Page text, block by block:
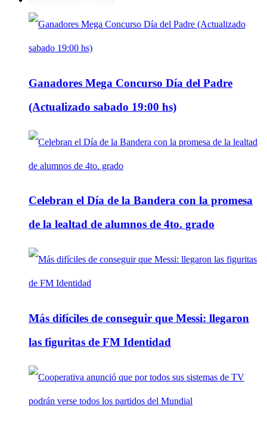
Ganadores Mega Concurso Día del Padre
(Actualizado sabado 19:00 hs)
Celebran el Día de la Bandera con la promesa
de la lealtad de alumnos de 4to. grado
Más difíciles de conseguir que Messi: llegaron
las figuritas de FM Identidad